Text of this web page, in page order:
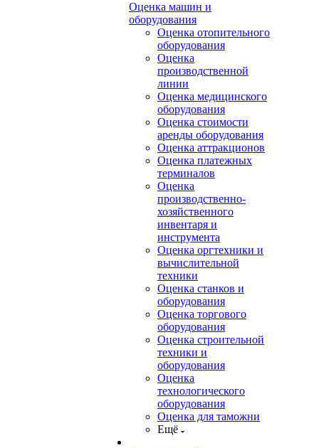
Оценка машин и
оборудования
Оценка отопительного
оборудования
Оценка
производственной
линии
Оценка медицинского
оборудования
Оценка стоимости
аренды оборудования
Оценка аттракционов
Оценка платежных
терминалов
Оценка
производственно-
хозяйственного
инвентаря и
инструмента
Оценка оргтехники и
вычислительной
техники
Оценка станков и
оборудования
Оценка торгового
оборудования
Оценка строительной
техники и
оборудования
Оценка
технологического
оборудования
Оценка для таможни
Ещё